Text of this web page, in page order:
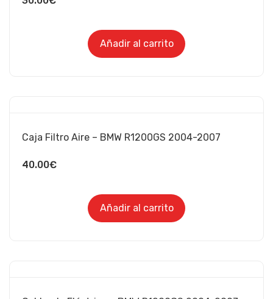
Añadir al carrito
Caja Filtro Aire – BMW R1200GS 2004-2007
40.00€
Añadir al carrito